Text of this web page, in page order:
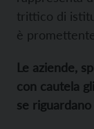
trittico di
è
Le aziende,
con cautela
se